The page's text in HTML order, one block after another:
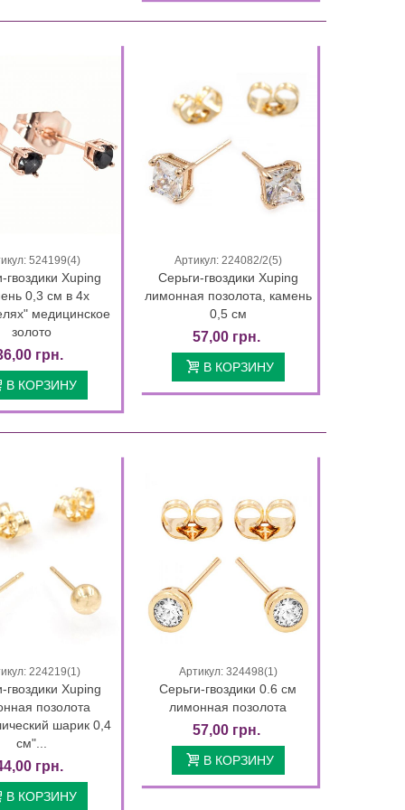
303,20 грн.
просмотр
524199(4)
гвоздики Xuping
0,3 см в 4х
медицинское
золото
грн.
В КОРЗИНУ
Быстрый просмотр
Артикул: 224082/2(5)
Серьги-гвоздики Xuping
лимонная позолота, камень
0,5 см
57,00 грн.
В КОРЗИНУ
просмотр
224219(1)
гвоздики Xuping
позолота
шарик 0,4
см"...
грн.
В КОРЗИНУ
Быстрый просмотр
Артикул: 324498(1)
Серьги-гвоздики 0.6 см
лимонная позолота
57,00 грн.
В КОРЗИНУ